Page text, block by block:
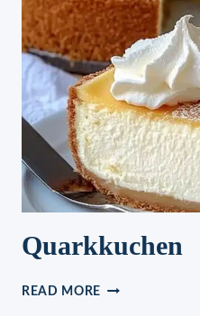
Quarkkuchen
READ MORE QUARKKUCHEN